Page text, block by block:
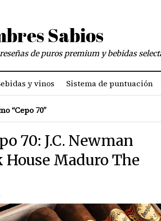
Sabios
de puros premium y bebidas
y vinos Sistema de puntuación
“Cepo 70”
70: J.C. Newman
House Maduro The